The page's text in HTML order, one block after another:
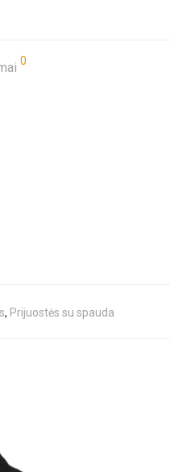
0
, Prijuostės su spauda